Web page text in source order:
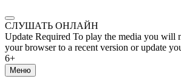
СЛУШАТЬ ОНЛАЙН
Update Required To play the media you will
your browser to a recent version or update
6+
Меню